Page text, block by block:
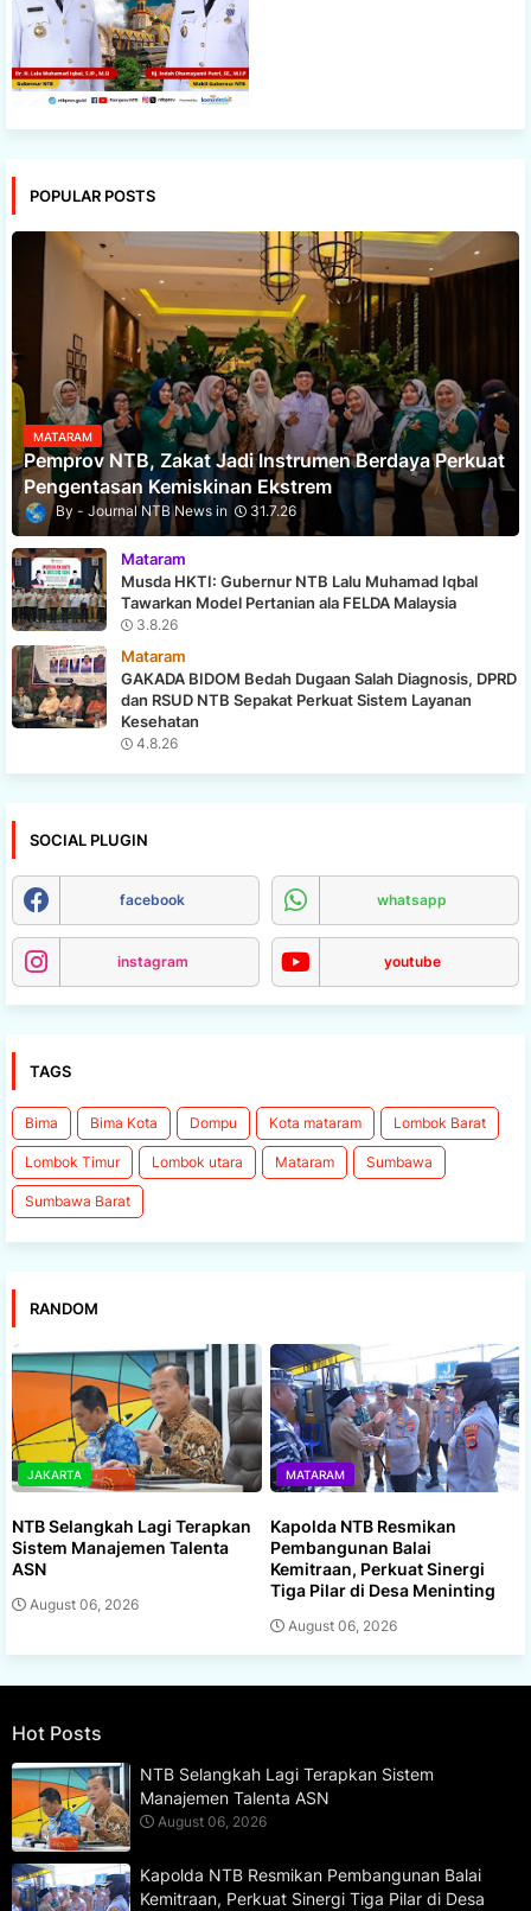
POPULAR POSTS
MATARAM
Pemprov NTB, Zakat Jadi Instrumen Berdaya Perkuat
Pengentasan Kemiskinan Ekstrem
Journal NTB News 31.7.26
Mataram
Musda HKTI: Gubernur NTB Lalu Muhamad Iqbal
Tawarkan Model Pertanian ala FELDA Malaysia
3.8.26
Mataram
GAKADA BIDOM Bedah Dugaan Salah Diagnosis, DPRD
dan RSUD NTB Sepakat Perkuat Sistem Layanan
Kesehatan
4.8.26
SOCIAL PLUGIN
facebook whatsapp
instagram youtube
TAGS
Bima Bima Kota Dompu Kota mataram Lombok Barat
Lombok Timur Lombok utara Mataram Sumbawa
Sumbawa Barat
RANDOM
JAKARTA
NTB Selangkah Lagi Terapkan
Sistem Manajemen Talenta
ASN
August 06, 2026
MATARAM
Kapolda NTB Resmikan
Pembangunan Balai
Kemitraan, Perkuat Sinergi
Tiga Pilar di Desa Meninting
August 06, 2026
Hot Posts
NTB Selangkah Lagi Terapkan Sistem
Manajemen Talenta ASN
August 06, 2026
Kapolda NTB Resmikan Pembangunan Balai
Kemitraan, Perkuat Sinergi Tiga Pilar di Desa